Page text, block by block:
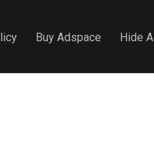
Buy Adspace Hide